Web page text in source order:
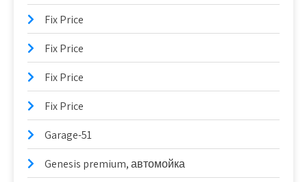
Fix Price
Fix Price
Fix Price
Fix Price
Garage-51
Genesis premium, автомойка